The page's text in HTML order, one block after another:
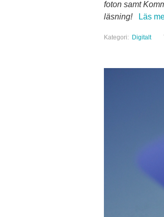
foton samt
läsning!
Läs
Kategori: Digitalt